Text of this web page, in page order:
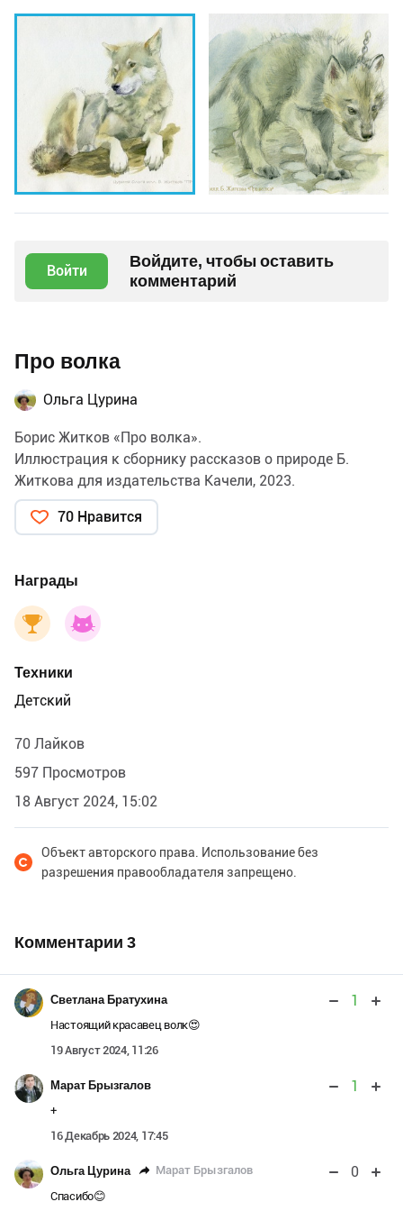
Войти
Войдите, чтобы оставить
комментарий
Про волка
Ольга Цурина
Борис Житков «Про волка».
Иллюстрация к сборнику рассказов о природе Б.
Житкова для издательства Качели, 2023.
70 Нравится
Награды
Техники
Детский
70 Лайков
597 Просмотров
18 Август 2024, 15:02
Объект авторского права. Использование без
разрешения правообладателя запрещено.
Комментарии 3
Светлана Братухина 1
Настоящий красавец волк😍
19 Август 2024, 11:26
Марат Брызгалов 1
+
16 Декабрь 2024, 17:45
Ольга Цурина Марат Брызгалов 0
Спасибо😊